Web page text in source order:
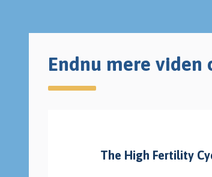
Endnu mere
The High Fertility